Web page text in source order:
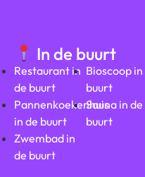
In de buurt
Restaurant in
de buurt
Pannenkoekenhuis
in de buurt
Zwembad in
de buurt
Bioscoop in
buurt
Sauna in de
buurt